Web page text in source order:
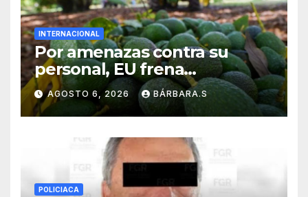
INTERNACIONAL
Por amenazas contra su
personal, EU frena
exportación de aguacate
AGOSTO 6, 2026 BÁRBARA.S
POLICIACA